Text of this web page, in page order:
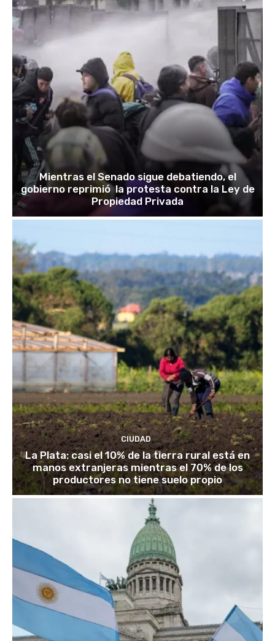
Mientras el Senado sigue debatiendo, el
gobierno reprimió la protesta contra la Ley de
Propiedad Privada
CIUDAD
La Plata: casi el 10% de la tierra rural está en
manos extranjeras mientras el 70% de los
productores no tiene suelo propio